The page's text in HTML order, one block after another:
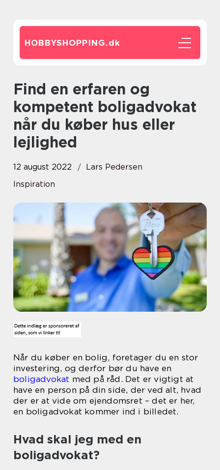
HOBBYSHOPPING.dk
Find en erfaren og
kompetent boligadvokat
når du køber hus eller
lejlighed
12 august 2022
Lars Pedersen
Inspiration
Når du køber en bolig, foretager du en stor
investering, og derfor bør du have en
boligadvokat med på råd. Det er vigtigt at
have en person på din side, der ved alt, hvad
der er at vide om ejendomsret – det er her,
en boligadvokat kommer ind i billedet.
Hvad skal jeg med en
boligadvokat?